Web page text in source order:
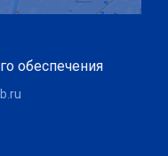
обеспечения